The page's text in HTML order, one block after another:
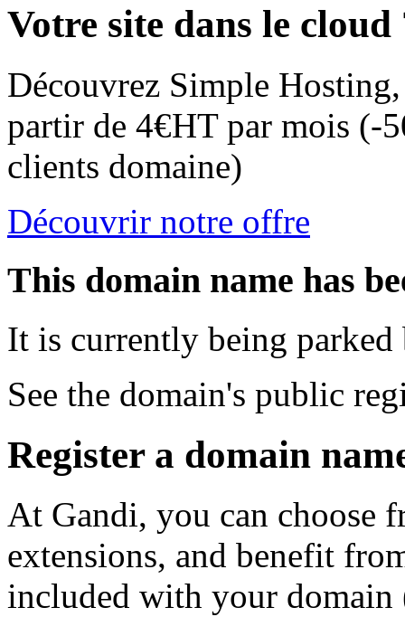
Votre site dans le cloud
Découvrez Simple
partir de 4€HT par mois (-
clients domaine)
Découvrir notre offre
This domain name has
It is currently being parked
See the domain's public
Register a domain
At Gandi, you can choose
extensions, and benefit
included with your